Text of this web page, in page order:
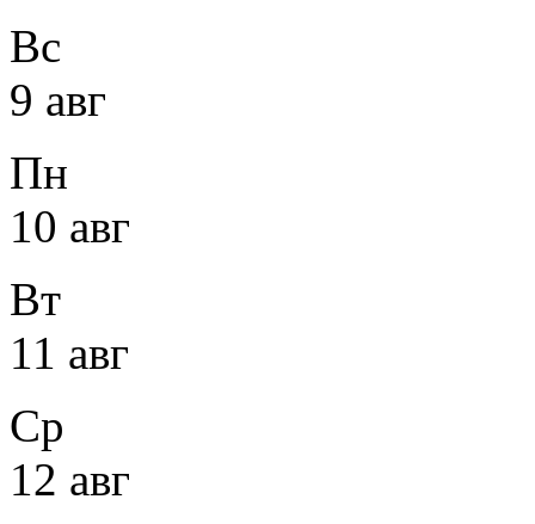
Вс
9 авг
Пн
10 авг
Вт
11 авг
Ср
12 авг